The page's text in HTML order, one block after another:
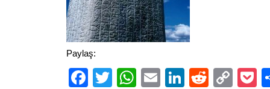
Paylaş:
Facebook
TwitterWhatsApp
EmailLinkedIn
Reddit